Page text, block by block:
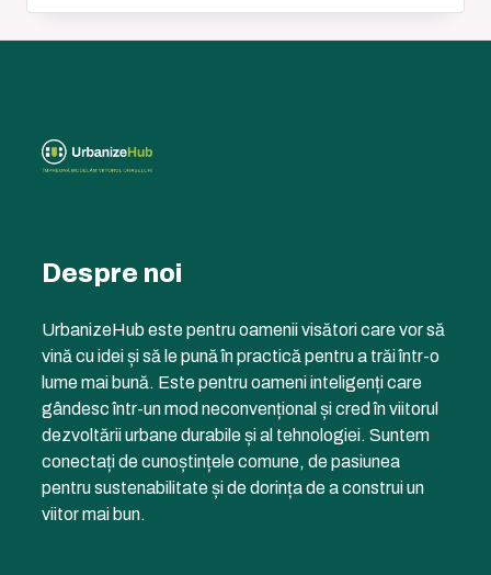
Despre noi
UrbanizeHub este pentru oamenii visători care vor să
vină cu idei și să le pună în practică pentru a trăi într-o
lume mai bună. Este pentru oameni inteligenți care
gândesc într-un mod neconvențional și cred în viitorul
dezvoltării urbane durabile și al tehnologiei. Suntem
conectați de cunoștințele comune, de pasiunea
pentru sustenabilitate și de dorința de a construi un
viitor mai bun.